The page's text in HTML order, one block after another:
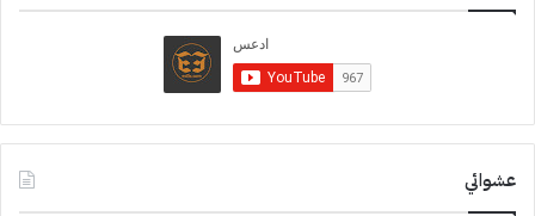
عشوائي